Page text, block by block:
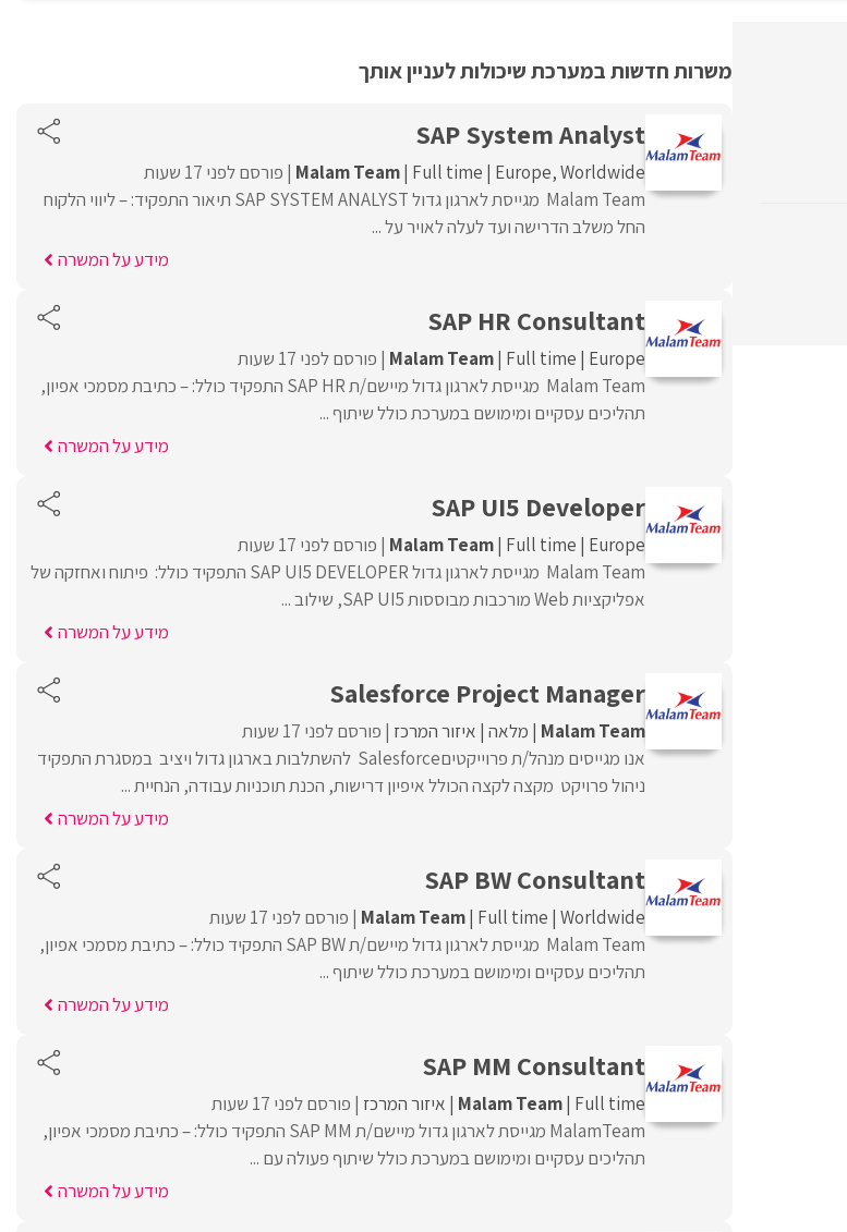
משרות חדשות במערכת שיכולות לעניין אותך
SAP System Analyst
Malam Team Full time Europe Worldwide
פורסם לפני 17 שעות
Malam Team מגייסת לארגון גדול SAP SYSTEM ANALYST תיאור התפקיד: – ליווי הלקוח
החל משלב הדרישה ועד לעלה לאויר על ...
מידע על המשרה
SAP HR Consultant
Malam Team Full time Europe
פורסם לפני 17 שעות
Malam Team מגייסת לארגון גדול מיישם/ת SAP HR התפקיד כולל: – כתיבת מסמכי אפיון,
תהליכים עסקיים ומימושם במערכת כולל שיתוף ...
מידע על המשרה
SAP UI5 Developer
Malam Team Full time Europe
פורסם לפני 17 שעות
Malam Team מגייסת לארגון גדול SAP UI5 DEVELOPER התפקיד כולל: פיתוח ואחזקה של
אפליקציות Web מורכבות מבוססות SAP UI5, שילוב ...
מידע על המשרה
Salesforce Project Manager
Malam Team מלאה איזור המרכז פורסם לפני 17 שעות
אנו מגייסים מנהל/ת פרוייקטיםSalesforce להשתלבות בארגון גדול ויציב במסגרת התפקיד
ניהול פרויקט מקצה לקצה הכולל איפיון דרישות, הכנת תוכניות עבודה, הנחיית ...
מידע על המשרה
SAP BW Consultant
Malam Team Full time Worldwide
פורסם לפני 17 שעות
Malam Team מגייסת לארגון גדול מיישם/ת SAP BW התפקיד כולל: – כתיבת מסמכי אפיון,
תהליכים עסקיים ומימושם במערכת כולל שיתוף ...
מידע על המשרה
SAP MM Consultant
Malam Team Full time איזור המרכז פורסם לפני 17 שעות
MalamTeam מגייסת לארגון גדול מיישם/ת SAP MM התפקיד כולל: – כתיבת מסמכי אפיון,
תהליכים עסקיים ומימושם במערכת כולל שיתוף פעולה עם ...
מידע על המשרה